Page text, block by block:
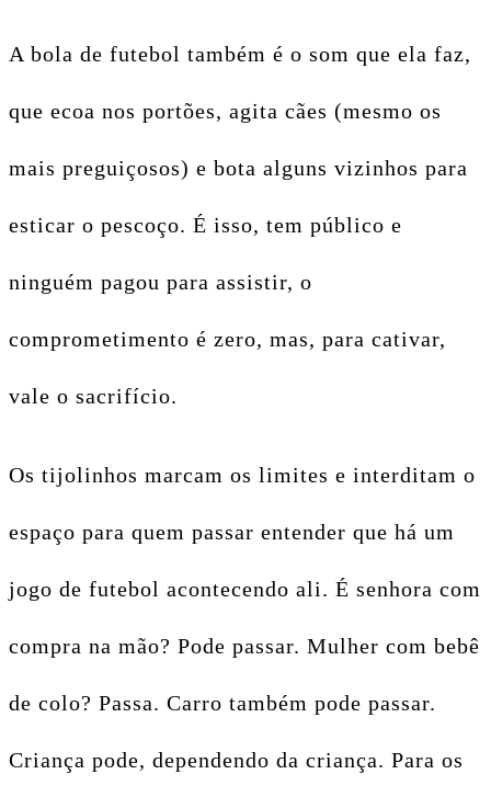
A bola de futebol também é o som que ela faz,
que ecoa nos portões, agita cães (mesmo os
mais preguiçosos) e bota alguns vizinhos para
esticar o pescoço. É isso, tem público e
ninguém pagou para assistir, o
comprometimento é zero, mas, para cativar,
vale o sacrifício.
Os tijolinhos marcam os limites e interditam o
espaço para quem passar entender que há um
jogo de futebol acontecendo ali. É senhora com
compra na mão? Pode passar. Mulher com bebê
de colo? Passa. Carro também pode passar.
Criança pode, dependendo da criança. Para os